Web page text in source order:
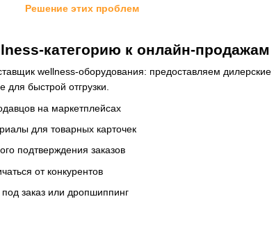
Решение этих проблем
категорию к онлайн-продажам
wellness-оборудования: предоставляем
для быстрой отгрузки.
на маркетплейсах
для товарных карточек
подтверждения заказов
от конкурентов
заказ или дропшиппинг